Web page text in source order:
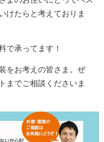
けたらと考えておりま
で承ってます！
をお考えの皆さま。ぜ
までご相談くださいま